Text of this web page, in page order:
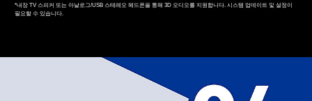
*내장 TV 스피커 또는 아날로그/USB 스테레오 헤드폰을 통해 3D 오디오를 지원합니다. 시스템 업데이트 및 설정이
필요할 수 있습니다.